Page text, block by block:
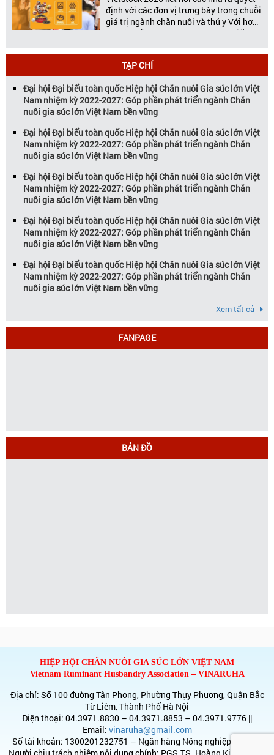
định với các đơn vị trưng bày trong chuỗi
giá trị ngành chăn nuôi và thú y Với hơn
20 năm đồng hành cùng sự phát triển
Vietstock đã khẳng định vị thế là triển […]
TẠP CHÍ
Đại hội Đại biểu toàn quốc Hiệp hội Chăn nuôi Gia súc lớn Việt
Nam nhiệm kỳ 2022-2027: Góp phần phát triển ngành Chăn
nuôi gia súc lớn Việt Nam bền vững
Đại hội Đại biểu toàn quốc Hiệp hội Chăn nuôi Gia súc lớn Việt
Nam nhiệm kỳ 2022-2027: Góp phần phát triển ngành Chăn
nuôi gia súc lớn Việt Nam bền vững
Đại hội Đại biểu toàn quốc Hiệp hội Chăn nuôi Gia súc lớn Việt
Nam nhiệm kỳ 2022-2027: Góp phần phát triển ngành Chăn
nuôi gia súc lớn Việt Nam bền vững
Đại hội Đại biểu toàn quốc Hiệp hội Chăn nuôi Gia súc lớn Việt
Nam nhiệm kỳ 2022-2027: Góp phần phát triển ngành Chăn
nuôi gia súc lớn Việt Nam bền vững
Đại hội Đại biểu toàn quốc Hiệp hội Chăn nuôi Gia súc lớn Việt
Nam nhiệm kỳ 2022-2027: Góp phần phát triển ngành Chăn
nuôi gia súc lớn Việt Nam bền vững
Xem tất cả
FANPAGE
BẢN ĐỒ
HIỆP HỘI CHĂN NUÔI GIA SÚC LỚN VIỆT NAM
Vietnam Ruminant Husbandry Association – VINARUHA
Địa chỉ: Số 100 đường Tân Phong, Phường Thụy Phương, Quận Bắc
Từ Liêm, Thành Phố Hà Nội
Điện thoại: 04.3971.8830 – 04.3971.8853 – 04.3971.9776 ||
Email: vinaruha@gmail.com
Số tài khoản: 1300201232751 – Ngân hàng Nông nghiệp & PTNT